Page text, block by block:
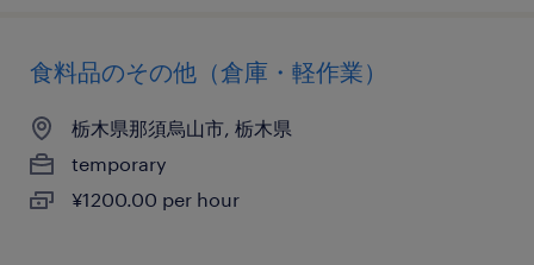
食料品のその他（倉庫・軽作業）
栃木県那須烏山市, 栃木県
temporary
¥1200.00 per hour